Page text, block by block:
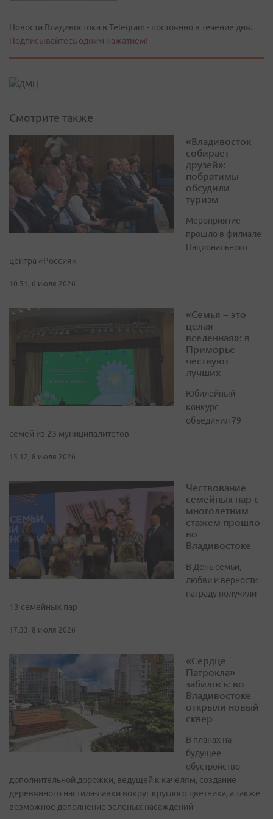
Новости Владивостока в Telegram - постоянно в течение дня.
Подписывайтесь одним нажатием!
Смотрите также
«Владивосток
собирает
друзей»:
побратимы
обсудили
туризм
Мероприятие
прошло в филиале
Национального
центра «Россия»
10:51, 6 июля 2026
«Семья – это
целая
вселенная»: в
Приморье
чествуют
лучших
Юбилейный
конкурс
объединил 79
семей из 23 муниципалитетов
15:12, 8 июля 2026
Чествование
семейных пар с
многолетним
стажем прошло
во
Владивостоке
В День семьи,
любви и верности
награду получили
13 семейных пар
17:33, 8 июля 2026
«Сердце
Патрокла»
забилось: во
Владивостоке
открыли новый
сквер
В планах на
будущее —
обустройство
дополнительной дорожки, ведущей к качелям, создание
деревянного настила-лавки вокруг круглого цветника, а также
возможное дополнение зеленых насаждений